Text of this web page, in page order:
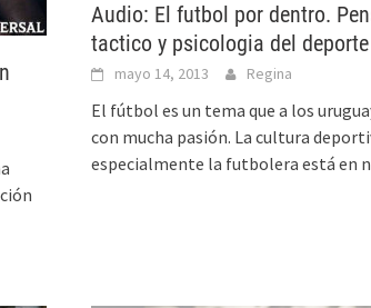
Audio: El futbol por dentro.
tactico y psicologia del deporte
mayo 14, 2013 Regina
El fútbol es un tema que a los
con mucha pasión. La cultura
especialmente la futbolera está en